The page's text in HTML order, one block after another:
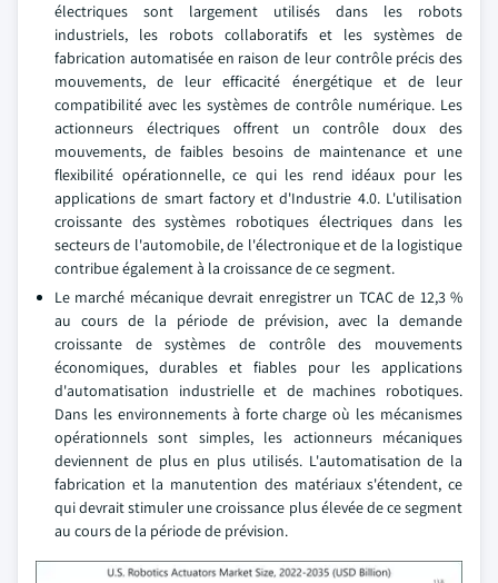
électriques sont largement utilisés dans les robots
industriels, les robots collaboratifs et les systèmes de
fabrication automatisée en raison de leur contrôle précis des
mouvements, de leur efficacité énergétique et de leur
compatibilité avec les systèmes de contrôle numérique. Les
actionneurs électriques offrent un contrôle doux des
mouvements, de faibles besoins de maintenance et une
flexibilité opérationnelle, ce qui les rend idéaux pour les
applications de smart factory et d'Industrie 4.0. L'utilisation
croissante des systèmes robotiques électriques dans les
secteurs de l'automobile, de l'électronique et de la logistique
contribue également à la croissance de ce segment.
Le marché mécanique devrait enregistrer un TCAC de 12,3 %
au cours de la période de prévision, avec la demande
croissante de systèmes de contrôle des mouvements
économiques, durables et fiables pour les applications
d'automatisation industrielle et de machines robotiques.
Dans les environnements à forte charge où les mécanismes
opérationnels sont simples, les actionneurs mécaniques
deviennent de plus en plus utilisés. L'automatisation de la
fabrication et la manutention des matériaux s'étendent, ce
qui devrait stimuler une croissance plus élevée de ce segment
au cours de la période de prévision.